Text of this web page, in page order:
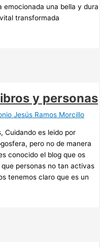
emocionada una bella y dura
transformada
y personas
Jesús Ramos Morcillo
Cuidando es leido por
pero no de manera
conocido el blog que os
personas no tan activas
tenemos claro que es un